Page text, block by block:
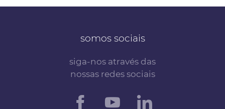
somos sociais
siga-nos através das
nossas redes sociais